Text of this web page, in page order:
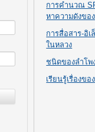
การคำนวณ
หาความดังขอ
การสื่อสาร-อิ
ในหลวง
ชนิดของลำโพ
เรียนรู้เรื่องขอ